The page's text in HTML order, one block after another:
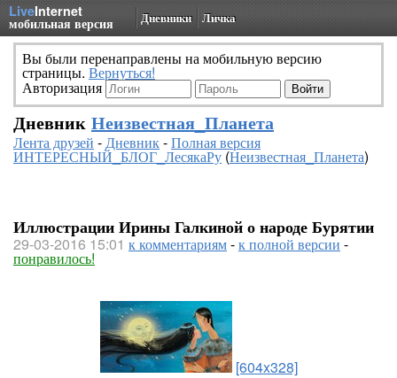
LiveInternet
мобильная версия Дневники Личка
Вы были перенаправлены на мобильную версию
страницы. Вернуться!
Авторизация
Дневник Неизвестная_Планета
Лента друзей -Дневник-Полная версия
ИНТЕРЕСНЫЙ_БЛОГ_ЛесякаРу(Неизвестная_Планета)
Иллюстрации Ирины Галкиной о народе Бурятии
29-03-2016 15:01 к комментариям-к полной версии -
понравилось!
[604x328]